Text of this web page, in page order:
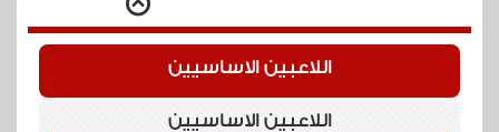
تسديدة من افشة ولكن الحارس ويفرتون يسيطر عليها
اللاعبين الاساسيين
اللاعبين الاساسيين